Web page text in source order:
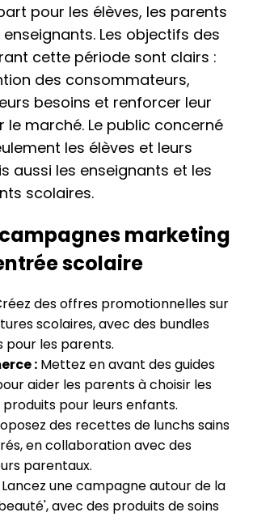
pour les élèves, les parents
Les objectifs des
cette période sont clairs :
des consommateurs,
besoins et renforcer leur
le marché. Le public concerné
les élèves et leurs
aussi les enseignants et les
scolaires.
marketing
scolaire
des offres promotionnelles sur
scolaires, avec des bundles
les parents.
: Mettez en avant des guides
aider les parents à choisir les
pour leurs enfants.
des recettes de lunchs sains
en collaboration avec des
parentaux.
Lancez une campagne autour de la
avec des produits de soins